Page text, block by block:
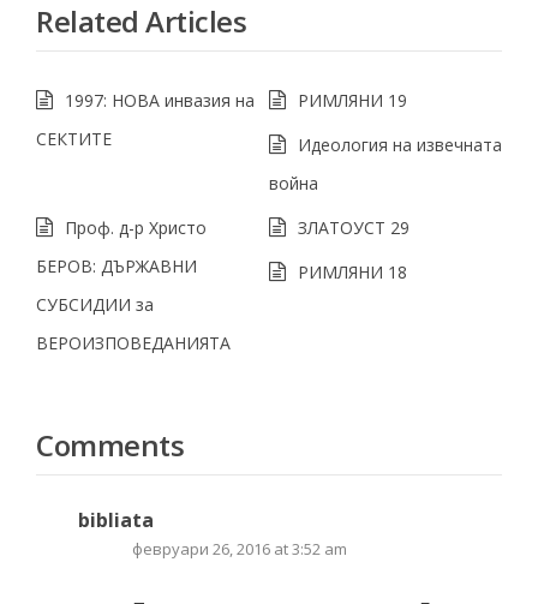
Related Articles
1997: НОВА инвазия на
СЕКТИТЕ
РИМЛЯНИ 19
Идеология на извечната
война
Проф. д-р Христо
БЕРОВ: ДЪРЖАВНИ
СУБСИДИИ за
ВЕРОИЗПОВЕДАНИЯТА
ЗЛАТОУСТ 29
РИМЛЯНИ 18
Comments
bibliata
февруари 26, 2016 at 3:52 am